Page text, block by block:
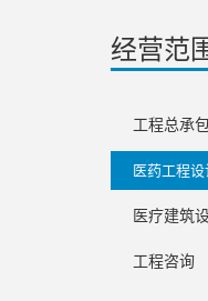
经营范
工程总承
医药工程设
医疗建筑
工程咨询